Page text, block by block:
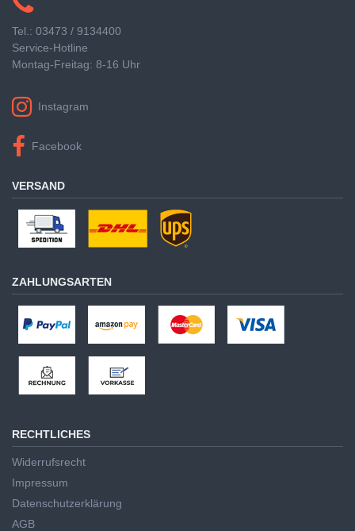
Tel.: 03473 / 9134400
Service-Hotline
Montag-Freitag: 8-16 Uhr
Instagram
Facebook
VERSAND
ZAHLUNGSARTEN
RECHTLICHES
Widerrufsrecht
Impressum
Datenschutzerklärung
AGB